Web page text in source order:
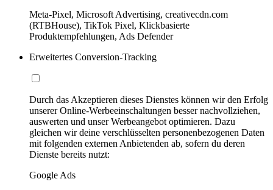
Meta-Pixel, Microsoft Advertising, creativecdn.com
(RTBHouse), TikTok Pixel, Klickbasierte
Produktempfehlungen, Ads Defender
Erweitertes Conversion-Tracking
Durch das Akzeptieren dieses Dienstes können wir den Erfolg
unserer Online-Werbeeinschaltungen besser nachvollziehen,
auswerten und unser Werbeangebot optimieren. Dazu
gleichen wir deine verschlüsselten personenbezogenen Daten
mit folgenden externen Anbietenden ab, sofern du deren
Dienste bereits nutzt:
Google Ads